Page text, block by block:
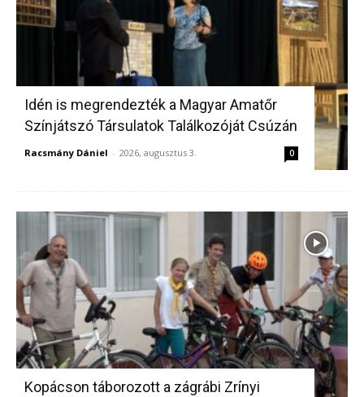
Idén is megrendezték a Magyar Amatőr
Színjátszó Társulatok Találkozóját Csúzán
Racsmány Dániel - 2026, augusztus 3. 0
Kopácson táborozott a zágrábi Zrínyi